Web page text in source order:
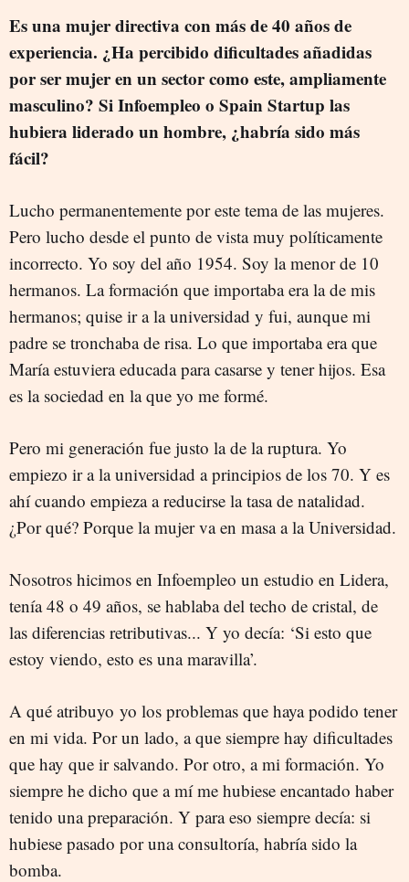
Es una mujer directiva con más de 40 años de
experiencia. ¿Ha percibido dificultades añadidas
por ser mujer en un sector como este, ampliamente
masculino? Si Infoempleo o Spain Startup las
hubiera liderado un hombre, ¿habría sido más
fácil?
Lucho permanentemente por este tema de las mujeres.
Pero lucho desde el punto de vista muy políticamente
incorrecto. Yo soy del año 1954. Soy la menor de 10
hermanos. La formación que importaba era la de mis
hermanos; quise ir a la universidad y fui, aunque mi
padre se tronchaba de risa. Lo que importaba era que
María estuviera educada para casarse y tener hijos. Esa
es la sociedad en la que yo me formé.
Pero mi generación fue justo la de la ruptura. Yo
empiezo ir a la universidad a principios de los 70. Y es
ahí cuando empieza a reducirse la tasa de natalidad.
¿Por qué? Porque la mujer va en masa a la Universidad.
Nosotros hicimos en Infoempleo un estudio en Lidera,
tenía 48 o 49 años, se hablaba del techo de cristal, de
las diferencias retributivas... Y yo decía: ‘Si esto que
estoy viendo, esto es una maravilla’.
A qué atribuyo yo los problemas que haya podido tener
en mi vida. Por un lado, a que siempre hay dificultades
que hay que ir salvando. Por otro, a mi formación. Yo
siempre he dicho que a mí me hubiese encantado haber
tenido una preparación. Y para eso siempre decía: si
hubiese pasado por una consultoría, habría sido la
bomba.